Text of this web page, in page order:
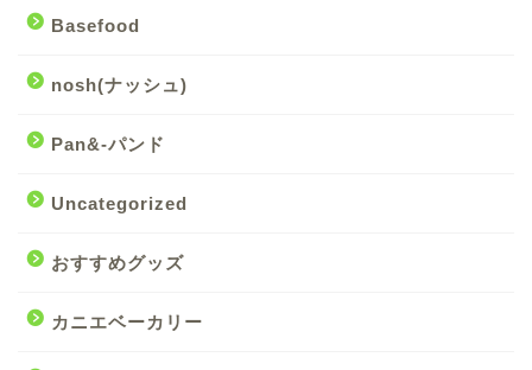
Basefood
nosh(ナッシュ)
Pan&-パンド
Uncategorized
おすすめグッズ
カニエベーカリー